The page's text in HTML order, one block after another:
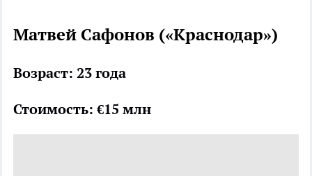
Матвей Сафонов («Краснодар»)
Возраст: 23 года
Стоимость: €15 млн